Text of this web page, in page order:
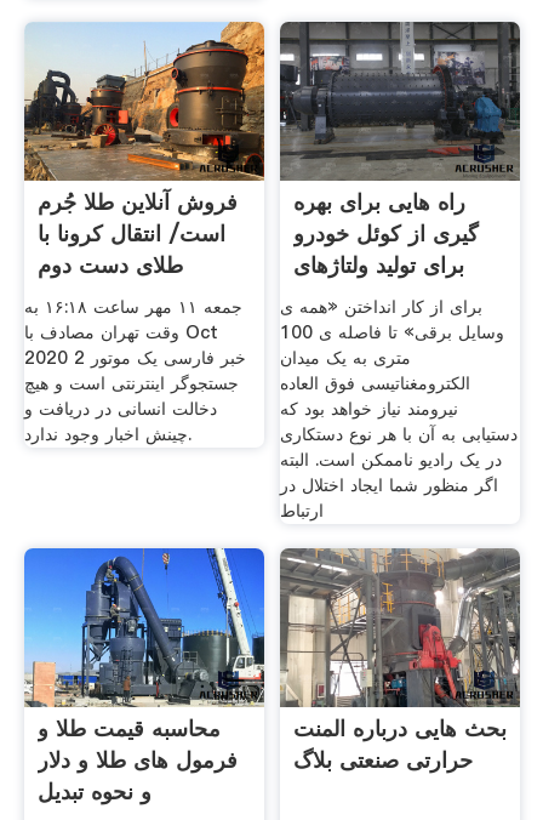
فروش آنلاین طلا جُرم
است/ انتقال کرونا با
طلای دست دوم
جمعه ۱۱ مهر ساعت ۱۶:۱۸ به
وقت تهران مصادف با Oct
2020 2 خبر فارسی یک موتور
جستجوگر اینترنتی است و هیچ
دخالت انسانی در دریافت و
چینش اخبار وجود ندارد.
راه هایی برای بهره
گیری از کوئل خودرو
برای تولید ولتاژهای
برای از کار انداختن «همه ی
وسایل برقی» تا فاصله ی 100
متری به یک میدان
الکترومغناتیسی فوق العاده
نیرومند نیاز خواهد بود که
دستیابی به آن با هر نوع دستکاری
در یک رادیو ناممکن است. البته
اگر منظور شما ایجاد اختلال در
ارتباط
محاسبه قیمت طلا و
فرمول های طلا و دلار
و نحوه تبدیل
بحث هایی درباره المنت
حرارتی صنعتی بلاگ